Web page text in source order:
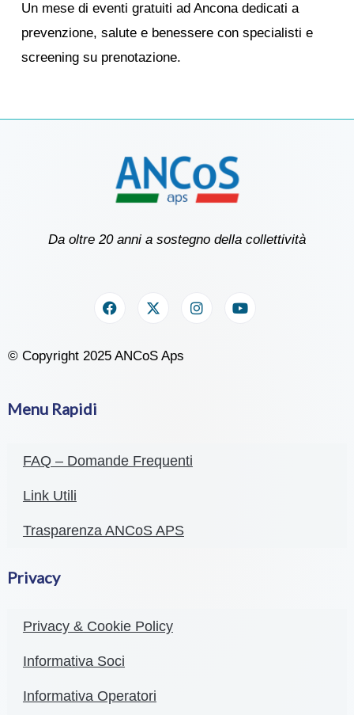
Un mese di eventi gratuiti ad Ancona dedicati a
prevenzione, salute e benessere con specialisti e
screening su prenotazione.
Da oltre 20 anni a sostegno della collettività
© Copyright 2025 ANCoS Aps
Menu Rapidi
FAQ – Domande Frequenti
Link Utili
Trasparenza ANCoS APS
Privacy
Privacy & Cookie Policy
Informativa Soci
Informativa Operatori